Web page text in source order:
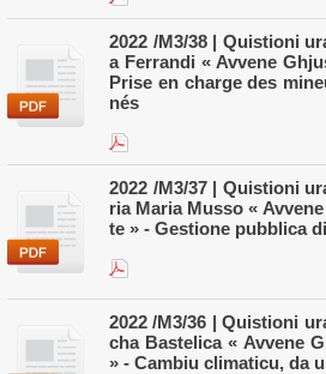
2022 /M3/38 | Quistioni
a Ferrandi « Avvene
Prise en charge des
nés
2022 /M3/37 | Quistioni
ria Maria Musso «
te » - Gestione pubblica
2022 /M3/36 | Quistioni
cha Bastelica « Avvene
» - Cambiu climaticu, da